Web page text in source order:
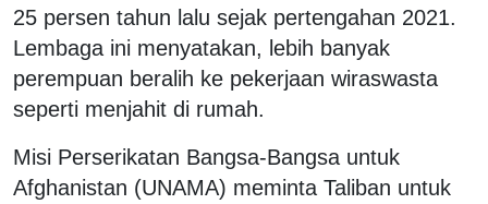
25 persen tahun lalu sejak pertengahan 2021.
Lembaga ini menyatakan, lebih banyak
perempuan beralih ke pekerjaan wiraswasta
seperti menjahit di rumah.
Misi Perserikatan Bangsa-Bangsa untuk
Afghanistan (UNAMA) meminta Taliban untuk